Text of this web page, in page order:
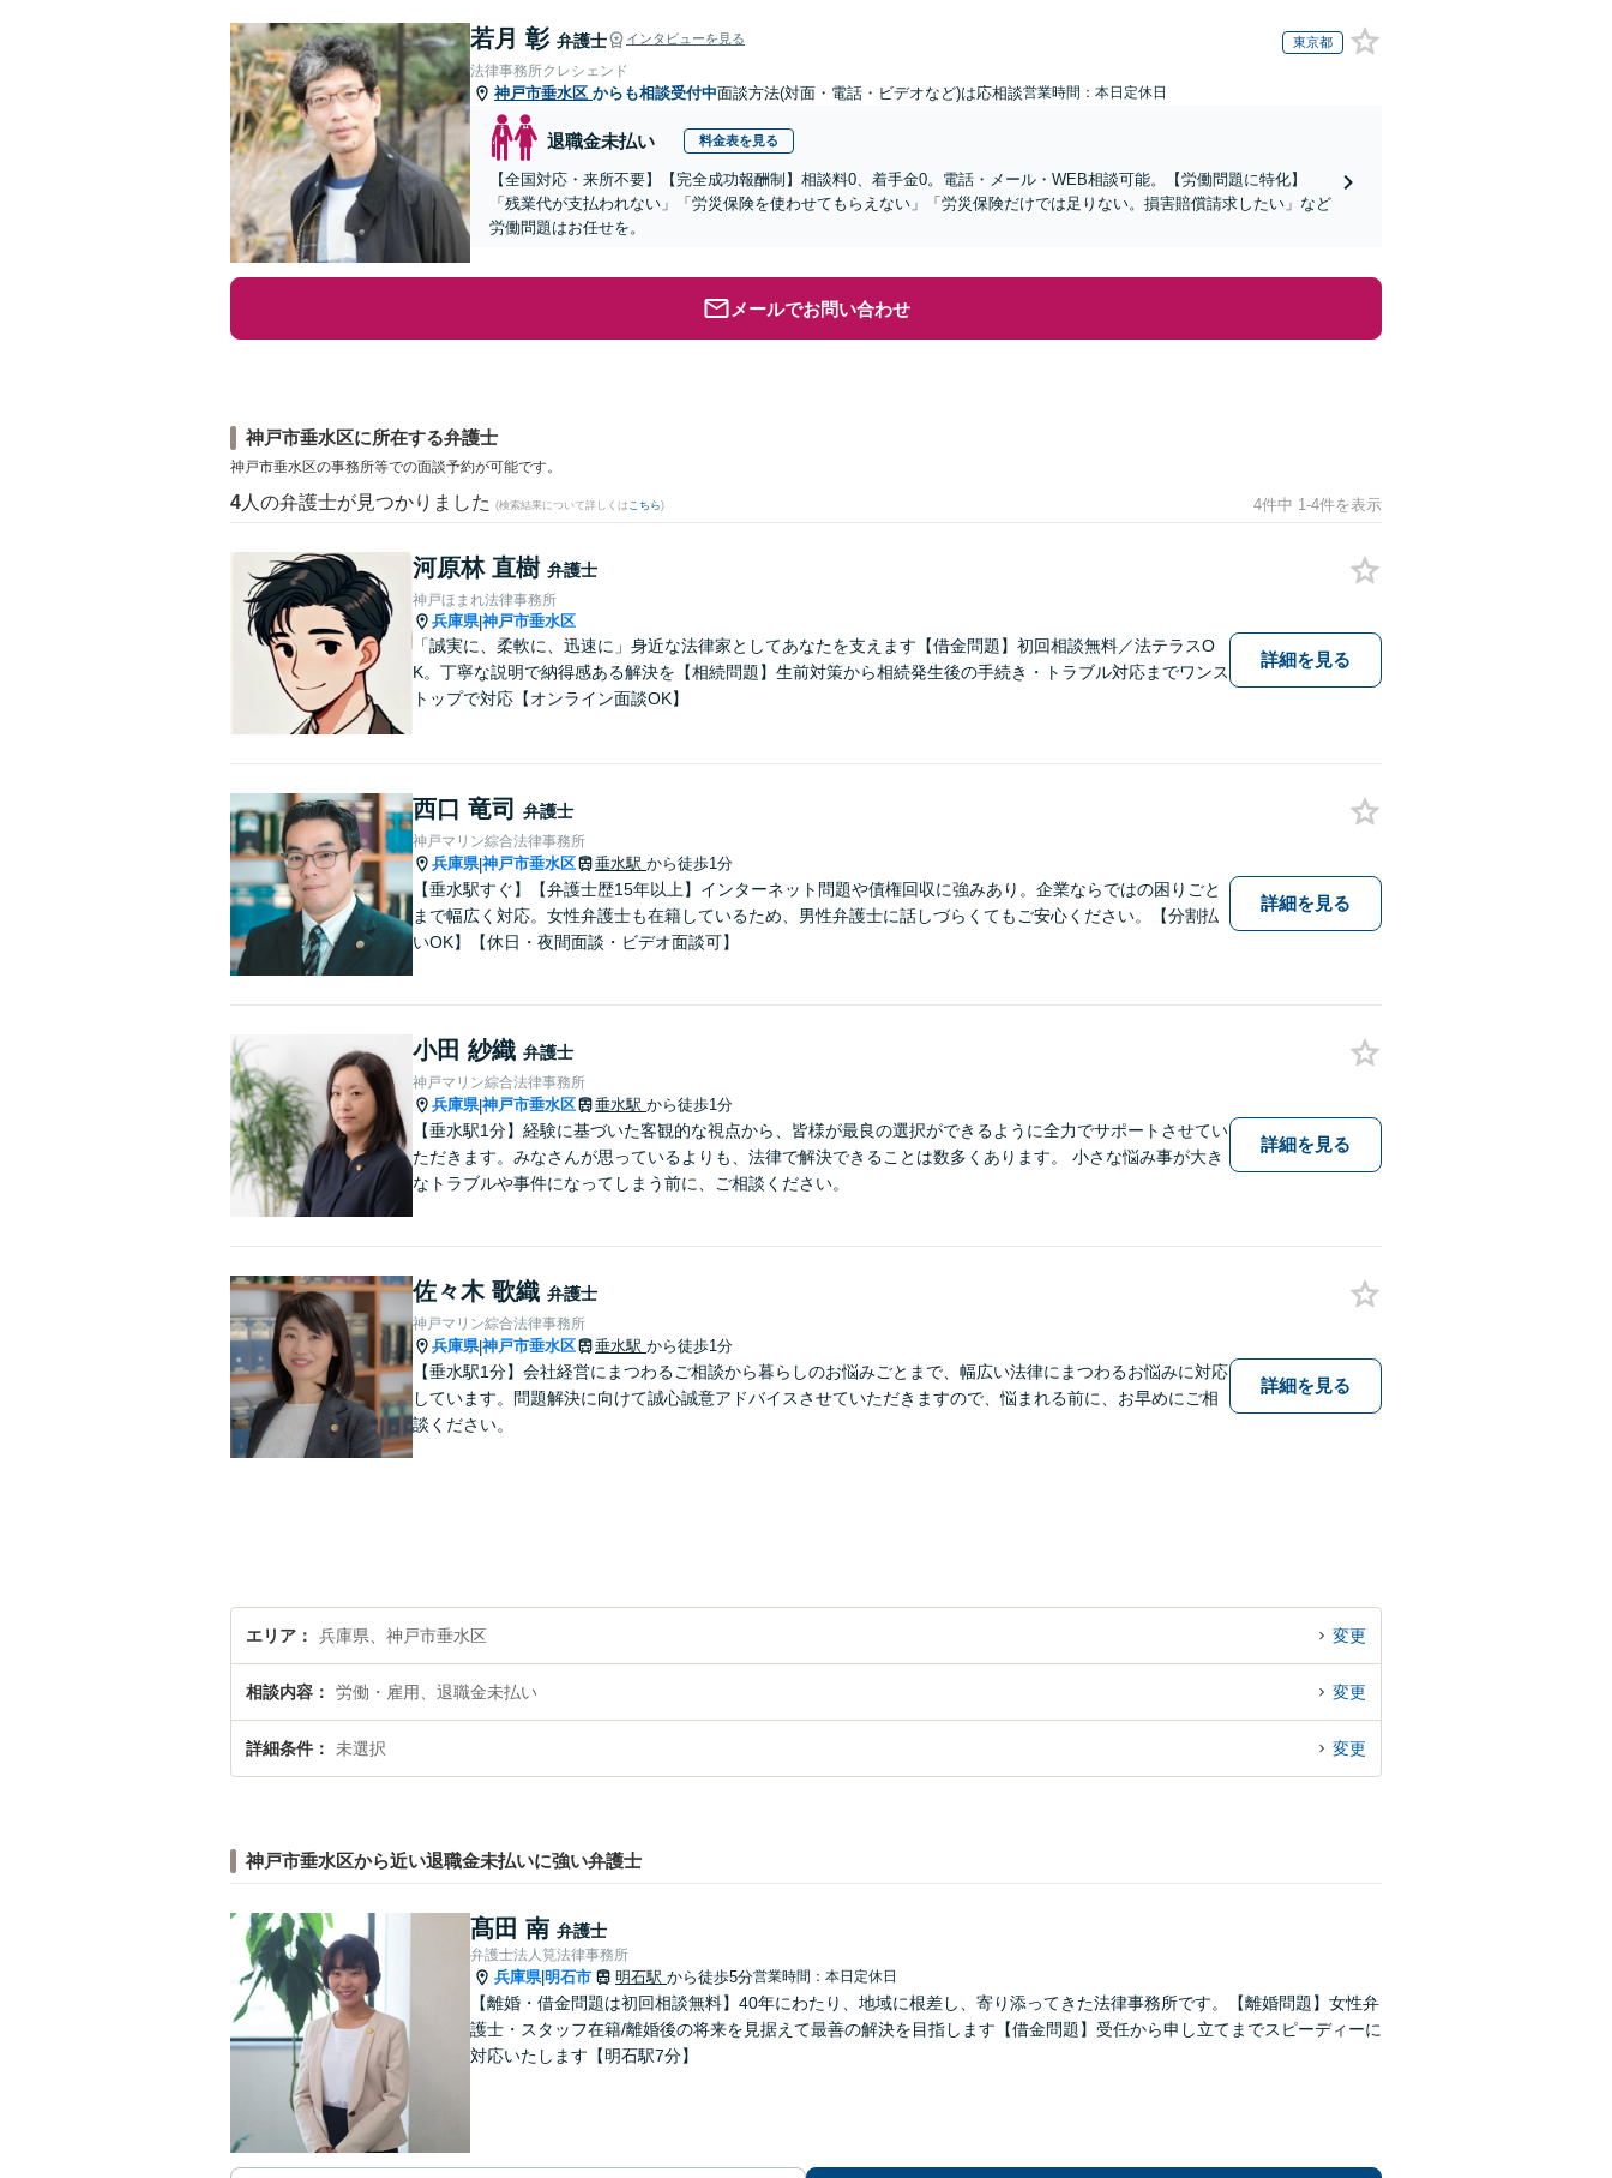
若月 彰 弁護士 インタビューを見る 東京都
法律事務所クレシェンド
神戸市垂水区 からも相談受付中面談方法(対面・電話・ビデオなど)は応相談営業時間：本日定休日
退職金未払い 料金表を見る
【全国対応・来所不要】【完全成功報酬制】相談料0、着手金0。電話・メール・WEB相談可能。【労働問題に特化】
「残業代が支払われない」「労災保険を使わせてもらえない」「労災保険だけでは足りない。損害賠償請求したい」など
労働問題はお任せを。
メールでお問い合わせ
神戸市垂水区に所在する弁護士
神戸市垂水区の事務所等での面談予約が可能です。
4 人の弁護士が見つかりました (検索結果について詳しくは こちら) 4件中 1-4件を表示
河原林 直樹 弁護士
神戸ほまれ法律事務所
兵庫県|神戸市垂水区
「誠実に、柔軟に、迅速に」身近な法律家としてあなたを支えます【借金問題】初回相談無料／法テラスO
K。丁寧な説明で納得感ある解決を【相続問題】生前対策から相続発生後の手続き・トラブル対応までワンス
トップで対応【オンライン面談OK】
詳細を見る
西口 竜司 弁護士
神戸マリン綜合法律事務所
兵庫県|神戸市垂水区 垂水駅 から徒歩1分
【垂水駅すぐ】【弁護士歴15年以上】インターネット問題や債権回収に強みあり。企業ならではの困りごと
まで幅広く対応。女性弁護士も在籍しているため、男性弁護士に話しづらくてもご安心ください。【分割払
いOK】【休日・夜間面談・ビデオ面談可】
詳細を見る
小田 紗織 弁護士
神戸マリン綜合法律事務所
兵庫県|神戸市垂水区 垂水駅 から徒歩1分
【垂水駅1分】経験に基づいた客観的な視点から、皆様が最良の選択ができるように全力でサポートさせてい
ただきます。みなさんが思っているよりも、法律で解決できることは数多くあります。 小さな悩み事が大き
なトラブルや事件になってしまう前に、ご相談ください。
詳細を見る
佐々木 歌織 弁護士
神戸マリン綜合法律事務所
兵庫県|神戸市垂水区 垂水駅 から徒歩1分
【垂水駅1分】会社経営にまつわるご相談から暮らしのお悩みごとまで、幅広い法律にまつわるお悩みに対応
しています。問題解決に向けて誠心誠意アドバイスさせていただきますので、悩まれる前に、お早めにご相
談ください。
詳細を見る
エリア 兵庫県、神戸市垂水区 変更
相談内容 労働・雇用、退職金未払い 変更
詳細条件 未選択 変更
神戸市垂水区から近い退職金未払いに強い弁護士
髙田 南 弁護士
弁護士法人筧法律事務所
兵庫県|明石市 明石駅 から徒歩5分営業時間：本日定休日
【離婚・借金問題は初回相談無料】40年にわたり、地域に根差し、寄り添ってきた法律事務所です。【離婚問題】女性弁
護士・スタッフ在籍/離婚後の将来を見据えて最善の解決を目指します【借金問題】受任から申し立てまでスピーディーに
対応いたします【明石駅7分】